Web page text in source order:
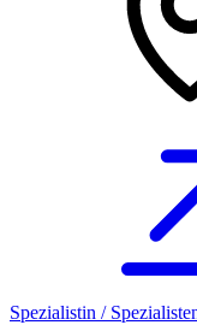
Spezialistin /